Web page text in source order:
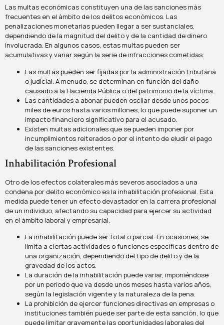
Las multas económicas constituyen una de las sanciones más
frecuentes en el ámbito de los delitos económicos. Las
penalizaciones monetarias pueden llegar a ser sustanciales,
dependiendo de la magnitud del delito y de la cantidad de dinero
involucrada. En algunos casos, estas multas pueden ser
acumulativas y variar según la serie de infracciones cometidas.
Las multas pueden ser fijadas por la administración tributaria
o judicial. A menudo, se determinan en función del daño
causado a la Hacienda Pública o del patrimonio de la víctima.
Las cantidades a abonar pueden oscilar desde unos pocos
miles de euros hasta varios millones, lo que puede suponer un
impacto financiero significativo para el acusado.
Existen multas adicionales que se pueden imponer por
incumplimientos reiterados o por el intento de eludir el pago
de las sanciones existentes.
Inhabilitación Profesional
Otro de los efectos colaterales más severos asociados a una
condena por delito económico es la inhabilitación profesional. Esta
medida puede tener un efecto devastador en la carrera profesional
de un individuo, afectando su capacidad para ejercer su actividad
en el ámbito laboral y empresarial.
La inhabilitación puede ser total o parcial. En ocasiones, se
limita a ciertas actividades o funciones específicas dentro de
una organización, dependiendo del tipo de delito y de la
gravedad de los actos.
La duración de la inhabilitación puede variar, imponiéndose
por un período que va desde unos meses hasta varios años,
según la legislación vigente y la naturaleza de la pena.
La prohibición de ejercer funciones directivas en empresas o
instituciones también puede ser parte de esta sanción, lo que
puede limitar gravemente las oportunidades laborales del